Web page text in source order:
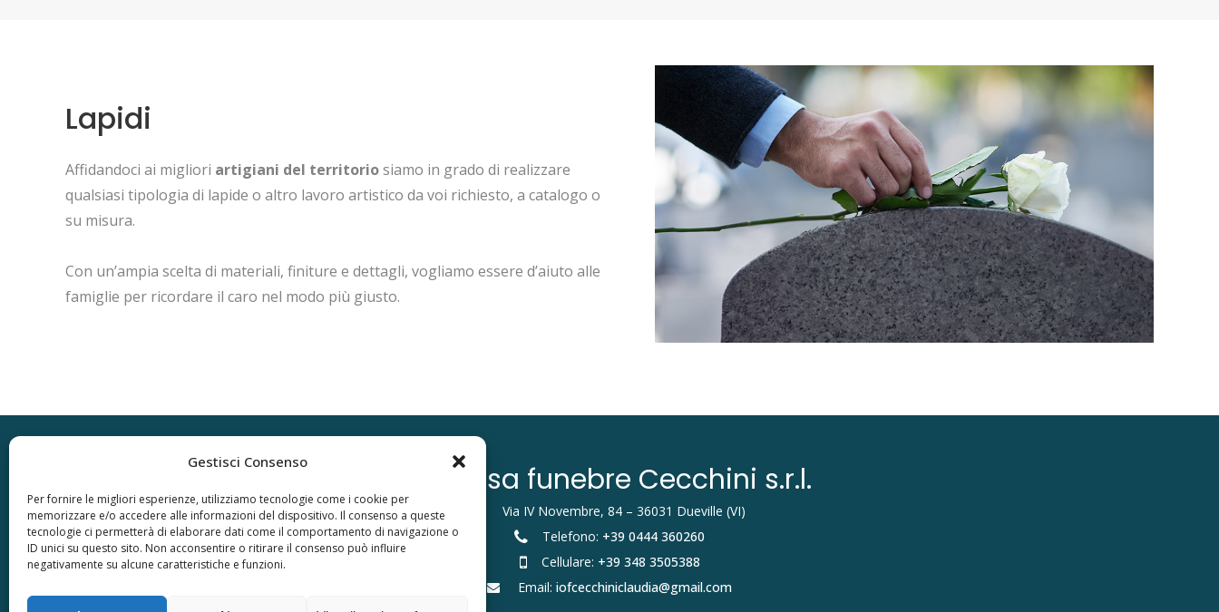
Gestisci Consenso
Per fornire le migliori esperienze, utilizziamo tecnologie come i cookie per
memorizzare e/o accedere alle informazioni del dispositivo. Il consenso a queste
tecnologie ci permetterà di elaborare dati come il comportamento di navigazione o
ID unici su questo sito. Non acconsentire o ritirare il consenso può influire
negativamente su alcune caratteristiche e funzioni.
Lapidi
Affidandoci ai migliori artigiani del territoriosiamo in grado di realizzare
qualsiasi tipologia di lapide o altro lavoro artistico da voi richiesto, a catalogo o
su misura.
Con un’ampia scelta di materiali, finiture e dettagli, vogliamo essere d’aiuto alle
famiglie per ricordare il caro nel modo più giusto.
Impresa funebre Cecchini s.r.l.
Via IV Novembre, 84 – 36031 Dueville (VI)
Telefono: +39 0444 360260
Cellulare: +39 348 3505388
Email: iofcecchiniclaudia@gmail.com